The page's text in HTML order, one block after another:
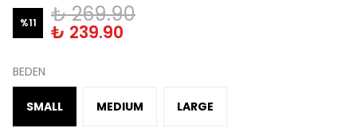
%11 ₺ 269.90
₺ 239.90
BEDEN
SMALL MEDIUM LARGE